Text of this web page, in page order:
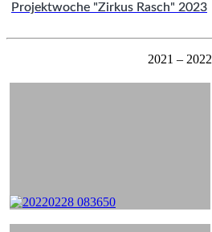
Projektwoche "Zirkus Rasch" 2023
2021 – 2022